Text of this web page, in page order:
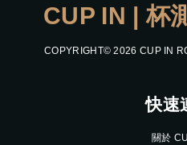
CUP IN | 杯
COPYRIGHT© 2026 CUP IN
快速
關於